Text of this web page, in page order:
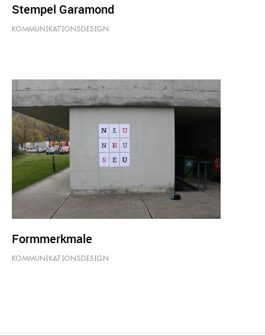
Stempel Garamond
KOMMUNIKATIONSDESIGN
Formmerkmale
KOMMUNIKATIONSDESIGN